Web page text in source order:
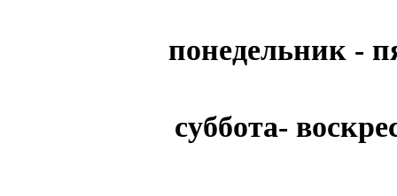
понедельник -
суббота-